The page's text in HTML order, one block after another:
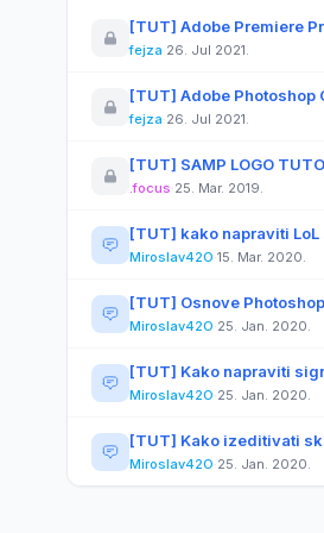
[TUT] Adobe Premiere
fejza·26. Jul 2021.
[TUT] Adobe Photoshop
fejza·26. Jul 2021.
[TUT] SAMP LOGO
.focus·25. Mar. 2019.
[TUT] kako napraviti LoL
Miroslav42O·15. Mar. 2020.
[TUT] Osnove
Miroslav42O·25. Jan. 2020.
[TUT] Kako napraviti
Miroslav42O·25. Jan. 2020.
[TUT] Kako izeditivati
Miroslav42O·25. Jan. 2020.